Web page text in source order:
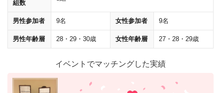
地上に出てすぐ右手にある
組数
男性参加者 9名 女性参加者 9名
男性年齢層 28・29・30歳 女性年齢層 27・28・29歳
イベントでマッチングした実績